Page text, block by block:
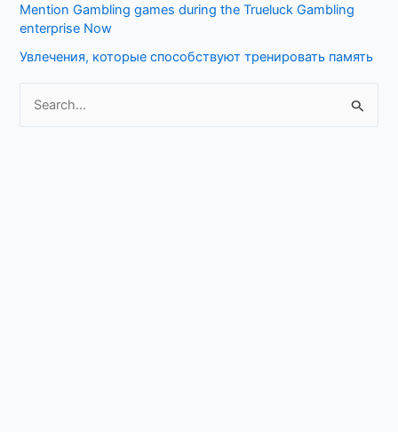
rMention Gambling games during the Trueluck Gambling
enterprise Now
Увлечения, которые способствуют тренировать память